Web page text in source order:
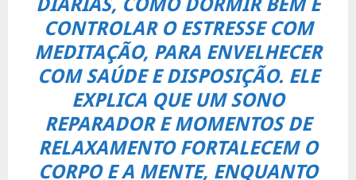
DIÁRIAS, COMO DORMIR BEM E
CONTROLAR O ESTRESSE COM
MEDITAÇÃO, PARA ENVELHECER
COM SAÚDE E DISPOSIÇÃO. ELE
EXPLICA QUE UM SONO
REPARADOR E MOMENTOS DE
RELAXAMENTO FORTALECEM O
CORPO E A MENTE, ENQUANTO